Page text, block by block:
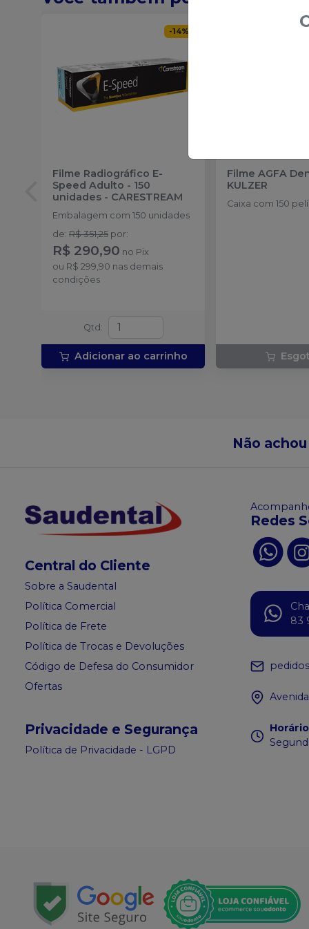
-14%
Filme Radiográfico E-
Speed Adulto - 150
unidades - CARESTREAM
Embalagem com 150 unidades
de: R$ 351,25 por:
R$ 290,90 no Pix
ou R$ 299,90 nas demais
condições
Qtd :
Adicionar ao carrinho
Filme AGFA
KULZER
Caixa com 150
Não
Central do Cliente
Sobre a Saudental
Política Comercial
Política de Frete
Política de Trocas e Devoluções
Código de Defesa do Consumidor
Ofertas
Privacidade e Segurança
Política de Privacidade - LGPD
Redes
83